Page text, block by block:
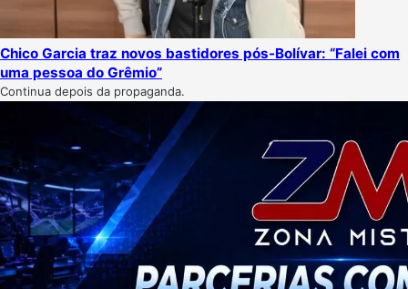
Chico Garcia traz novos bastidores pós-Bolívar: “Falei com
uma pessoa do Grêmio”
Continua depois da propaganda.